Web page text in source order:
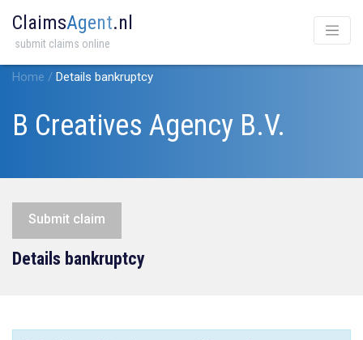
ClaimsAgent.nl
submit claims online
Home / Details bankruptcy
B Creatives Agency B.V.
Submit claim
Details bankruptcy